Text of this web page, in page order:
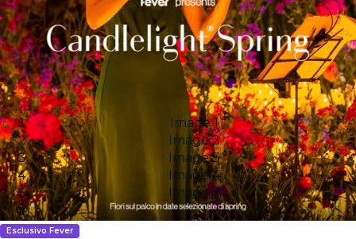
Image 1
Image 2
Image 3
Image 4
Image 5
Esclusivo Fever